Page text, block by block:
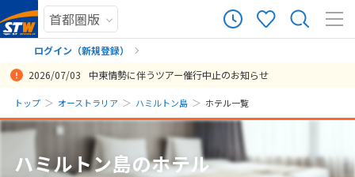
ログイン（新規登録）
まだ履歴がありません
まだ登録がありません
2026/07/03 中東情勢に伴うツアー催行中止のお知らせ
トップ オーストラリア ハミルトン島 ホテル一覧
ハミルトン島のホテル